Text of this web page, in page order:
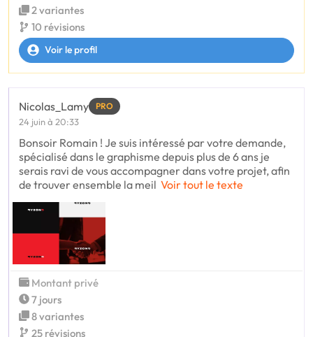
2 variantes
10 révisions
Voir le profil
Nicolas_Lamy PRO
24 juin à 20:33
Bonsoir Romain ! Je suis intéressé par votre demande,
spécialisé dans le graphisme depuis plus de 6 ans je
serais ravi de vous accompagner dans votre projet, afin
de trouver ensemble la meil Voir tout le texte
Montant privé
7 jours
8 variantes
25 révisions